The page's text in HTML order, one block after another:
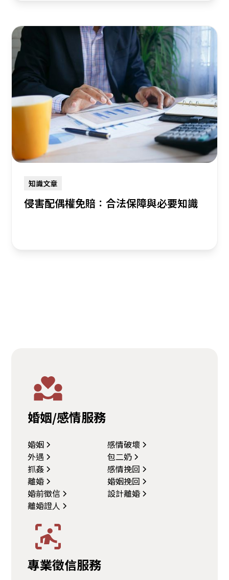
知識文章
侵害配偶權免賠：合法保障與必要知識
婚姻/感情服務
婚姻
感情破壞
外遇
包二奶
抓姦
感情挽回
離婚
婚姻挽回
婚前徵信
設計離婚
離婚證人
專業徵信服務